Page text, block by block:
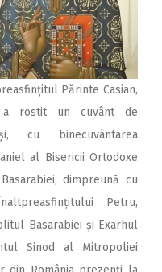
Părinte Casian,
a rostit un cuvânt de
cu binecuvântarea
al Bisericii Ortodoxe
dimpreună cu
Petru,
Basarabiei și Exarhul
Sinod al Mitropoliei